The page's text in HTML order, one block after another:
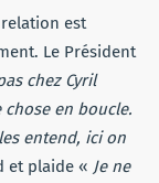
est
Le Président
chez Cyril
en boucle.
entend, ici on
et plaide « Je ne